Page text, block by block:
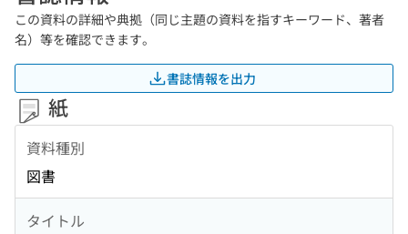
この資料の詳細や典拠（同じ主題の資料を指すキーワード、著者
名）等を確認できます。
書誌情報を出力
紙
資料種別
図書
タイトル